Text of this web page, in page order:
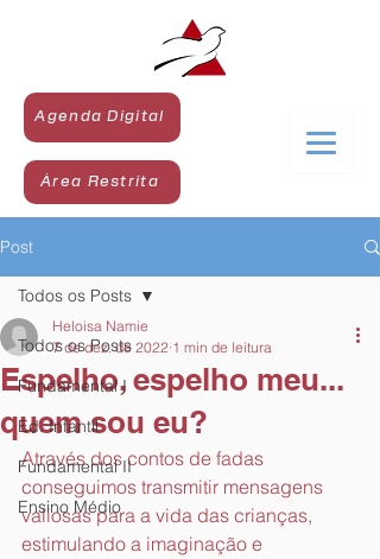
Agenda Digital
Área Restrita
Post
Todos os Posts
Fundamental I
Ed. Infantil
Fundamental II
Ensino Médio
Todos os Posts
Espelho, espelho meu...
quem sou eu?
Heloisa Namie
7 de dez. de 2022 1 min de leitura
Através dos contos de fadas
conseguimos transmitir mensagens
valiosas para a vida das crianças,
estimulando a imaginação e